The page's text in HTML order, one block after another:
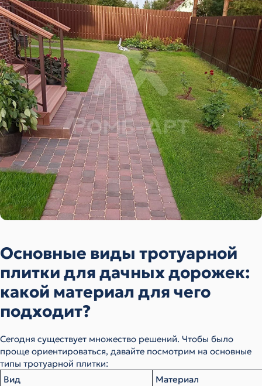
Основные виды тротуарной
плитки для дачных дорожек:
какой материал для чего
подходит?
Сегодня существует множество решений. Чтобы было
проще ориентироваться, давайте посмотрим на основные
типы тротуарной плитки:
Вид
Материал